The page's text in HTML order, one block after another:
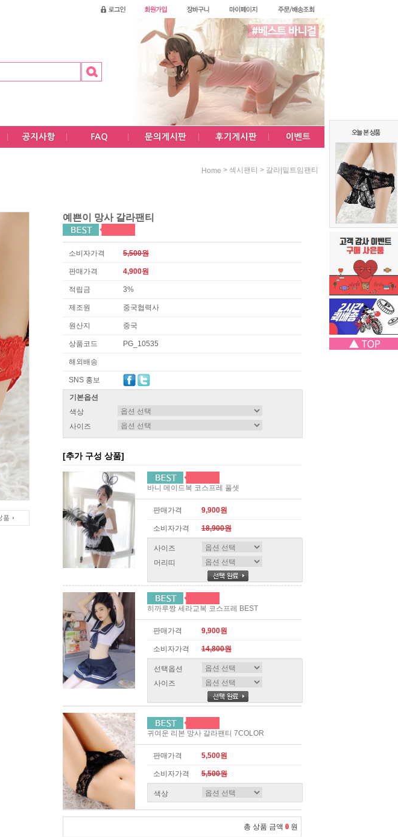
Home > 섹시팬티 > 갈라|밑트임팬티
예쁜이 망사 갈라팬티
소비자가격 5,500원
판매가격 4,900원
적립금 3%
제조원 중국협력사
원산지 중국
상품코드 PG_10535
해외배송
SNS 홍보
기본옵션
색상
사이즈
[추가 구성 상품]
바니 메이드복 코스프레 풀셋
판매가격 9,900원
소비자가격 18,900원
사이즈
머리띠
히까루짱 세라교복 코스프레 BEST
판매가격 9,900원
소비자가격 14,800원
선택옵션
사이즈
귀여운 리본 망사 갈라팬티 7COLOR
판매가격 5,500원
소비자가격 5,500원
색상
총 상품 금액 0 원